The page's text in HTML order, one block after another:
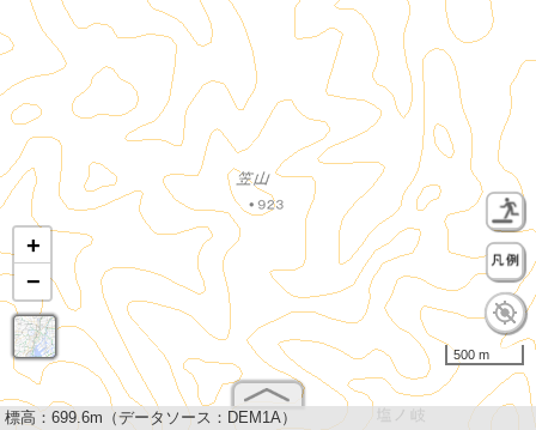
+
−
500 m
標高： 699.6m（データソース：DEM1A）